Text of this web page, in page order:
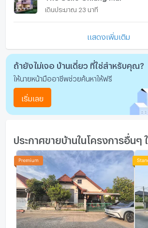
เดินประมาณ 23 นาที
แสดงเพิ่มเติม
ถ้ายังไม่เจอ บ้านเดี่ยว ที่ใช่สำหรับคุณ?
ให้นายหน้ามืออาชีพช่วยค้นหาให้ฟรี
เริ่มเลย
ประกาศขายบ้านในโครงการอื่นๆ